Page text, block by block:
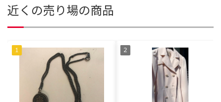
近くの売り場の商品